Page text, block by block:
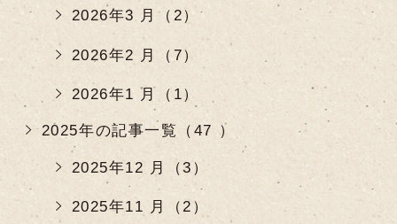
2026年3 月（2）
2026年2 月（7）
2026年1 月（1）
2025年の記事一覧（47 ）
2025年12 月（3）
2025年11 月（2）